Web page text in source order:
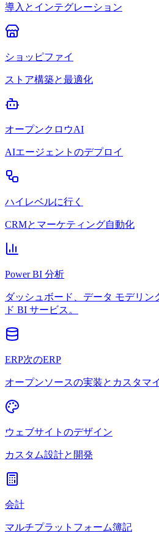
導入とインテグレーション
ショッピファイ
ストア構築と最適化
オープンクロウAI
AIエージェントのデプロイ
ハイレベルに行く
CRMとマーケティング自動化
Power BI 分析
ダッシュボード、データ モデリン
ド BI サービス。
ERP次のERP
オープンソースの実装とカスタマ
ウェブサイトのデザイン
カスタム設計と開発
会計
マルチプラットフォーム簿記